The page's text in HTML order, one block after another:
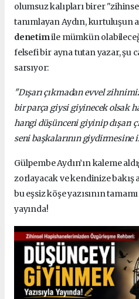
olumsuz kalıpları birer
tanımlayan Aydın, kurtuluşun
denetimile mümkün
felsefi bir ayna tutan yazar, şu
sarsıyor:
"Dışarı çıkmadan evvel
bir parça giysi giyinecek olsak
hangi düşünceni giyinip dışarı
seni başkalarının
Gülpembe Aydın’ın kaleme
zorlayacak ve kendinize bakış
bu eşsiz köşe yazısının
yayında!